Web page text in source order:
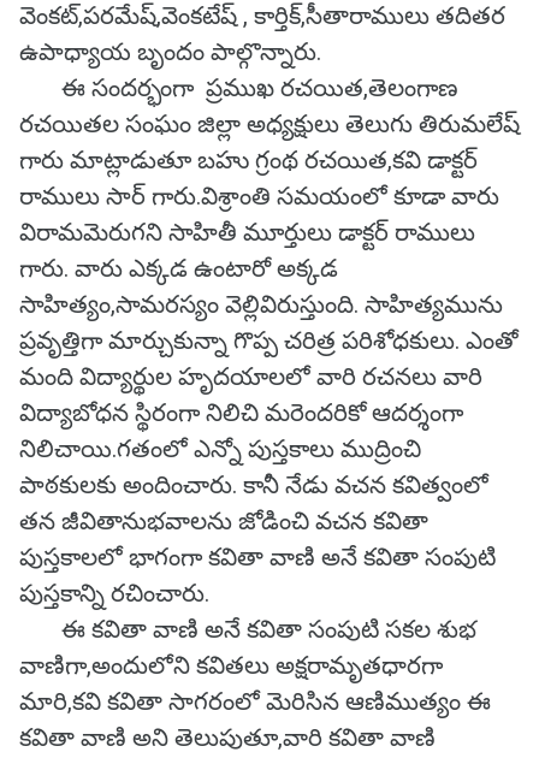
వెంకట్,పరమేష్,వెంకటేష్ , కార్తిక్,సీతారాములు తదితర
ఉపాధ్యాయ బృందం పాల్గొన్నారు.
ఈ సందర్భంగా ప్రముఖ రచయిత,తెలంగాణ
రచయితల సంఘం జిల్లా అధ్యక్షులు తెలుగు తిరుమలేష్
గారు మాట్లాడుతూ బహు గ్రంథ రచయిత,కవి డాక్టర్
రాములు సార్ గారు.విశ్రాంతి సమయంలో కూడా వారు
విరామమెరుగని సాహితీ మూర్తులు డాక్టర్ రాములు
గారు. వారు ఎక్కడ ఉంటారో అక్కడ
సాహిత్యం,సామరస్యం వెల్లివిరుస్తుంది. సాహిత్యమును
ప్రవృత్తిగా మార్చుకున్నా గొప్ప చరిత్ర పరిశోధకులు. ఎంతో
మంది విద్యార్థుల హృదయాలలో వారి రచనలు వారి
విద్యాబోధన స్థిరంగా నిలిచి మరెందరికో ఆదర్శంగా
నిలిచాయి.గతంలో ఎన్నో పుస్తకాలు ముద్రించి
పాఠకులకు అందించారు. కానీ నేడు వచన కవిత్వంలో
తన జీవితానుభవాలను జోడించి వచన కవితా
పుస్తకాలలో భాగంగా కవితా వాణి అనే కవితా సంపుటి
పుస్తకాన్ని రచించారు.
ఈ కవితా వాణి అనే కవితా సంపుటి సకల శుభ
వాణిగా,అందులోని కవితలు అక్షరామృతధారగా
మారి,కవి కవితా సాగరంలో మెరిసిన ఆణిముత్యం ఈ
కవితా వాణి అని తెలుపుతూ,వారి కవితా వాణి